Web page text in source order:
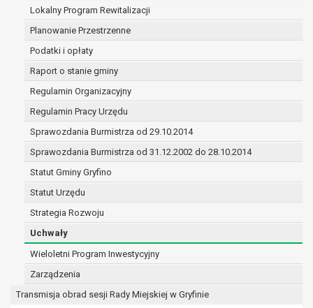
Lokalny Program Rewitalizacji
Planowanie Przestrzenne
Podatki i opłaty
Raport o stanie gminy
Regulamin Organizacyjny
Regulamin Pracy Urzędu
Sprawozdania Burmistrza od 29.10.2014
Sprawozdania Burmistrza od 31.12.2002 do 28.10.2014
Statut Gminy Gryfino
Statut Urzędu
Strategia Rozwoju
Uchwały
Wieloletni Program Inwestycyjny
Zarządzenia
Transmisja obrad sesji Rady Miejskiej w Gryfinie
(merytorycznych), a także obowiązków i
zadań zleconych przez instytucje
nadrzędne wobec Gminy;
zawarcia i realizacji umów;
ochrony żywotnych interesów osoby, której
wykonania zadania realizowanego w
interesie publicznym lub w ramach
sprawowania władzy publicznej
powierzonej administratorowi;
w pozostałych przypadkach dane osobowe
przetwarzane są wyłącznie na podstawie
wcześniej udzielonej zgody w zakresie i celu
określonym w treści zgody.
W związku z przetwarzaniem danych w celu
wskazanym w pkt. 3, dane osobowe mogą być
udostępniane innym upoważnionym odbiorcom lub
kategoriom odbiorców danych osobowych.
Odbiorcami mogą być:
podmioty, które przetwarzają dane